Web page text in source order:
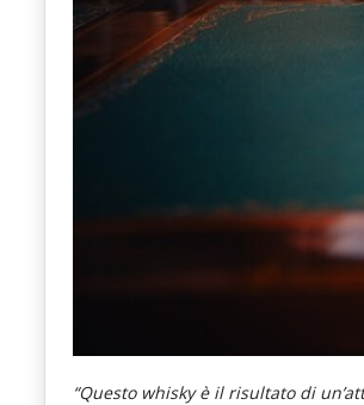
“Questo whisky è il risultato di